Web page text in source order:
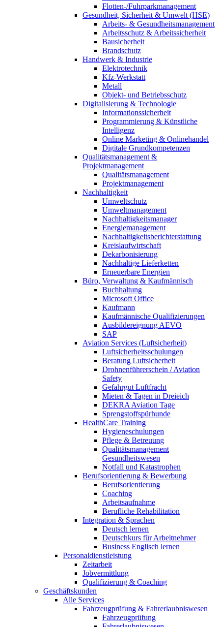
Flotten-/Fuhrparkmanagement
Gesundheit, Sicherheit & Umwelt (HSE)
Arbeits- & Gesundheitsmanagement
Arbeitsschutz & Arbeitssicherheit
Bausicherheit
Brandschutz
Handwerk & Industrie
Elektrotechnik
Kfz-Werkstatt
Metall
Objekt- und Betriebsschutz
Digitalisierung & Technologie
Informationssicherheit
Programmierung & Künstliche
Intelligenz
Online Marketing & Onlinehandel
Digitale Grundkompetenzen
Qualitätsmanagement &
Projektmanagement
Qualitätsmanagement
Projektmanagement
Nachhaltigkeit
Umweltschutz
Umweltmanagement
Nachhaltigkeitsmanager
Energiemanagement
Nachhaltigkeitsberichterstattung
Kreislaufwirtschaft
Dekarbonisierung
Nachhaltige Lieferketten
Erneuerbare Energien
Büro, Verwaltung & Kaufmännisch
Buchhaltung
Microsoft Office
Kaufmann
Kaufmännische Qualifizierungen
Ausbildereignung AEVO
SAP
Aviation Services (Luftsicherheit)
Luftsicherheitsschulungen
Beratung Luftsicherheit
Drohnenführerschein / Aviation
Safety
Gefahrgut Luftfracht
Mieten & Tagen in Dreieich
DEKRA Aviation Tage
Sprengstoffspürhunde
HealthCare Training
Hygieneschulungen
Pflege & Betreuung
Qualitätsmanagement
Gesundheitswesen
Notfall und Katastrophen
Berufsorientierung & Bewerbung
Berufsorientierung
Coaching
Arbeitsaufnahme
Berufliche Rehabilitation
Integration & Sprachen
Deutsch lernen
Deutschkurs für Arbeitnehmer
Business Englisch lernen
Personaldienstleistung
Zeitarbeit
Jobvermittlung
Qualifizierung & Coaching
Geschäftskunden
Alle Services
Fahrzeugprüfung & Fahrerlaubniswesen
Fahrzeugprüfung